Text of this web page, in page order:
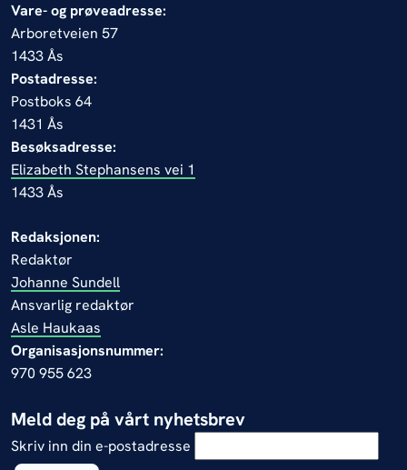
Vare- og prøveadresse:
Arboretveien 57
1433 Ås
Postadresse:
Postboks 64
1431 Ås
Besøksadresse:
Elizabeth Stephansens vei 1
1433 Ås
Redaksjonen:
Redaktør
Johanne Sundell
Ansvarlig redaktør
Asle Haukaas
Organisasjonsnummer:
970 955 623
Meld deg på vårt nyhetsbrev
Skriv inn din e-postadresse